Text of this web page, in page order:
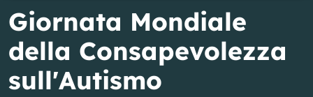
Giornata Mondiale
della Consapevolezza
sull'Autismo